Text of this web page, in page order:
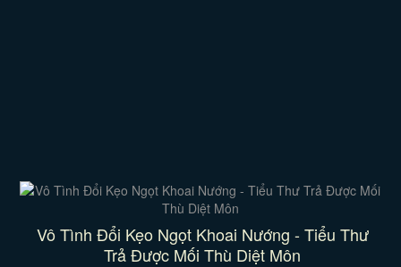
Vô Tình Đổi Kẹo Ngọt Khoai Nướng - Tiểu Thư
Trả Được Mối Thù Diệt Môn